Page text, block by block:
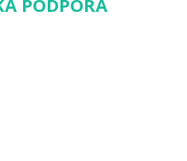
PODPORA